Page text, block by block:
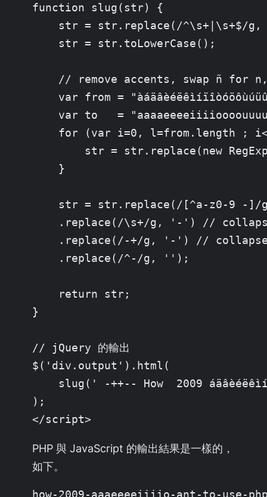
function slug(str) {
str = str.replace(/^\s+|\s+$/g,
    str = str.toLowerCase();
// remove accents, swap ñ for
var from =
var to   =
for (var i=0, l=from.length ;
str = str.replace(new
    }
str = str.replace(/[^a-z0-9 -
.replace(/\s+/g, '-') //
.replace(/-+/g, '-') //
    .replace(/^-/g, '');
    return str;
}
// jQuery 的輸出
$('div.output').html(
slug(' -++-- How  2009
);
</script>
PHP 與 JavaScript 的輸出結果是一樣的，
如下。
how-2009-aaaeeeeiiiio-ant-to-use-